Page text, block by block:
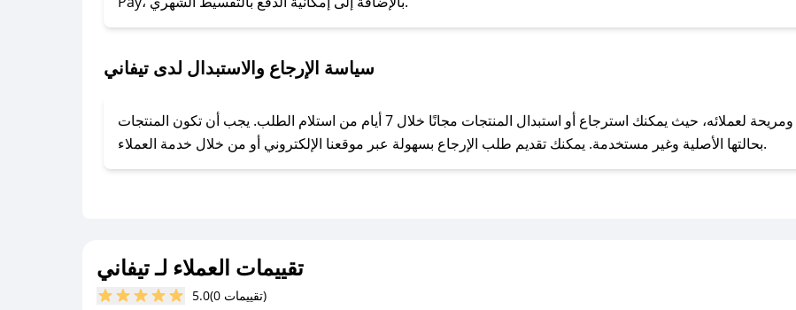
- تابع حسابنا الرسمي على تويتر وقم بتفعيل زر التنبيهات.
سياسة الإرجاع والاستبدال لدى تيفاني
يحرص تيفاني على توفير تجربة تسوق آمنة ومريحة لعملائه، حيث يمكنك استرجاع أو استبدال المنتجات مجانًا خلال 7 أيام من استلام الطلب. يجب أن تكون المنتجات
بحالتها الأصلية وغير مستخدمة. يمكنك تقديم طلب الإرجاع بسهولة عبر موقعنا الإلكتروني أو من خلال خدمة العملاء.
تقييمات العملاء لـ تيفاني
5.0 (0 تقييمات)